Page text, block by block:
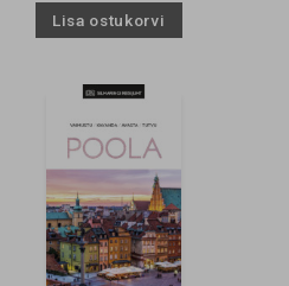
Lisa ostukorvi